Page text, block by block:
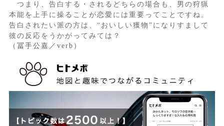
つまり、告白する・されるどちらの場合も、男の狩猟
本能を上手に操ることが恋愛には重要ってことですね。
告白されたい派の方は、“おいしい獲物”になりすまして
彼の反応をうかがってみては？
（冨手公嘉／verb）